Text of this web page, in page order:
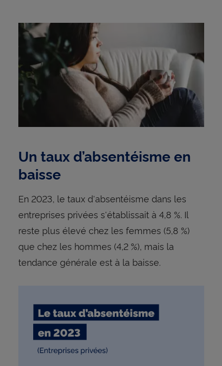
Un taux d’absentéisme en
baisse
En 2023, le taux d'absentéisme dans les
entreprises privées s'établissait à 4,8 %. Il
reste plus élevé chez les femmes (5,8 %)
que chez les hommes (4,2 %), mais la
tendance générale est à la baisse.